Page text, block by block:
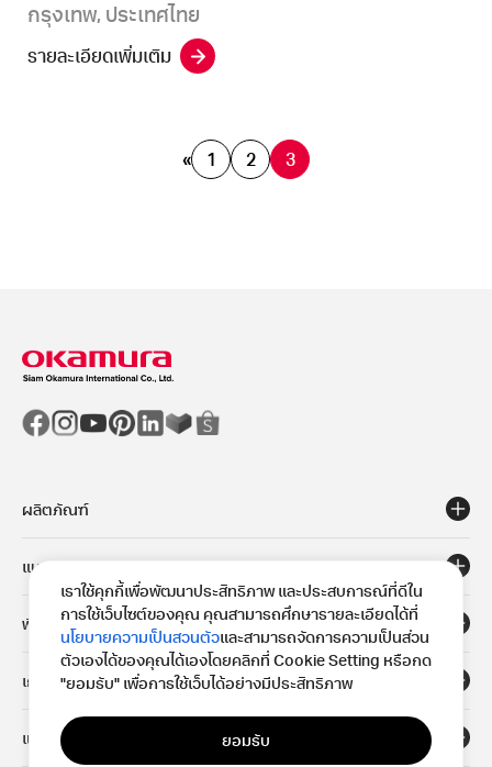
เราใช้คุกกี้เพื่อพัฒนาประสิทธิภาพ และประสบการณ์ที่ดีใน
การใช้เว็บไซต์ของคุณ คุณสามารถศึกษารายละเอียดได้ที่
นโยบายความเป็นสวนตัวและสามารถจัดการความเป็นส่วน
ตัวเองได้ของคุณได้เองโดยคลิกที่ Cookie Setting หรือกด
"ยอมรับ" เพื่อการใช้เว็บได้อย่างมีประสิทธิภาพ
ยอมรับ
กรุงเทพ, ประเทศไทย
รายละเอียดเพิ่มเติม
« 1 2 3
ผลิตภัณฑ์
แนวทาง
พื้นที่
เกี่ยวกับ
แหล่งข้อมูล